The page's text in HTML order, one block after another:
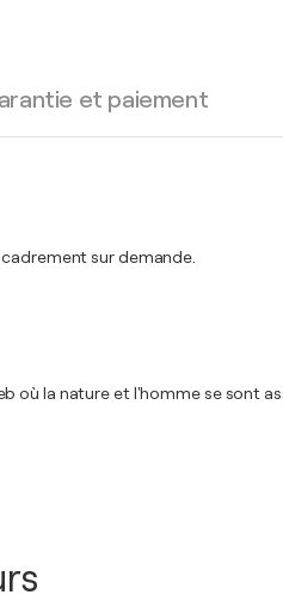
et paiement
sur demande.
où la nature et l'homme se sont